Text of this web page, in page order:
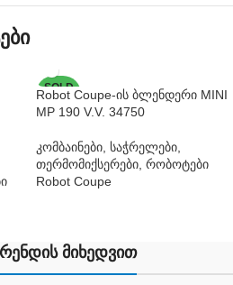
SOLD
OUT
Robot Coupe-ის ბლენდერი MINI
MP 190 V.V. 34750
კომბაინები, საჭრელები,
თერმომიქსერები, რობოტები
Robot Coupe
მიხედვით